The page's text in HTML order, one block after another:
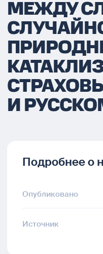
МЕЖДУ
И
Подробнее о
Опубликовано
Источник